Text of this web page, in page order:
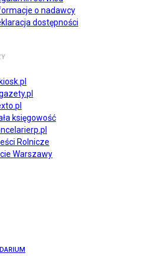
o nadawcy
dostępności
księgowość
Rolnicze
Warszawy